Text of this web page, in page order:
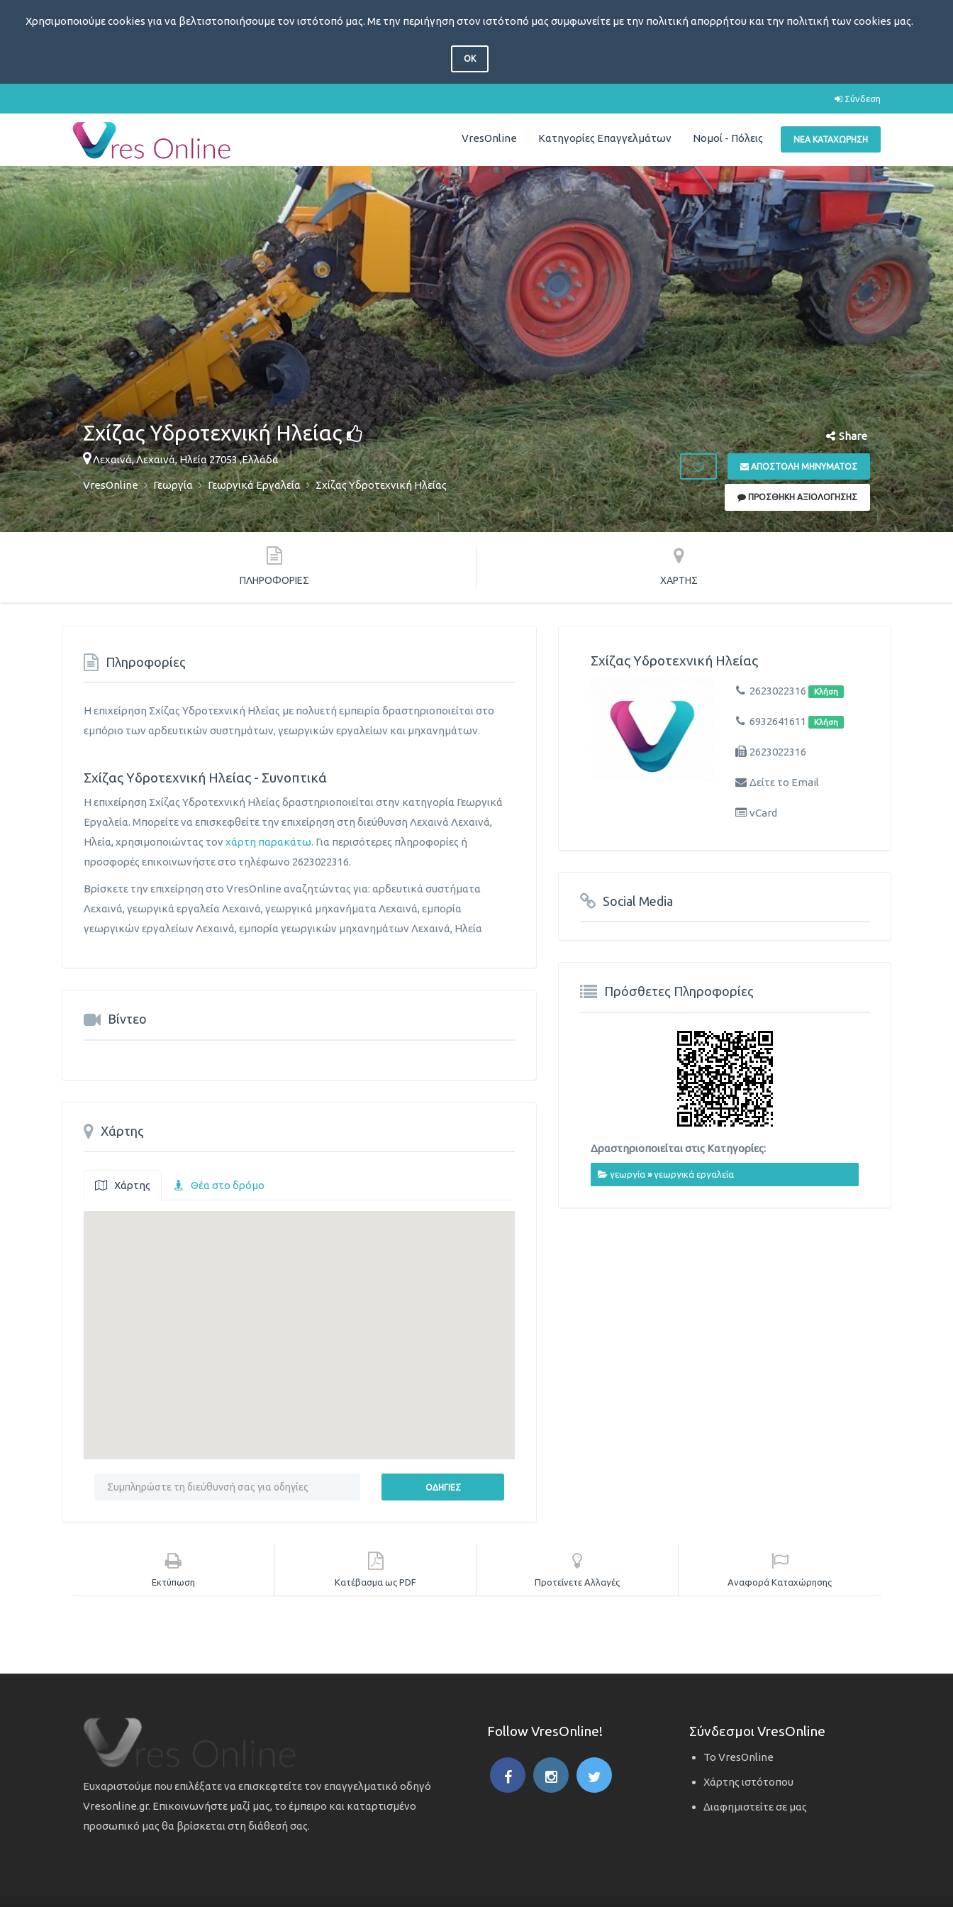
Χρησιμοποιούμε cookies για να βελτιστοποιήσουμε τον ιστότοπό μας. Με την περιήγηση στον ιστότοπό μας συμφωνείτε με την πολιτική απορρήτου και την πολιτική των cookies μας.
OK
Σύνδεση
ΝΈΑ ΚΑΤΑΧΏΡΗΣΗ
VresOnline Κατηγορίες Επαγγελμάτων Νομοί - Πόλεις
Σχίζας Υδροτεχνική Ηλείας
Λεχαινά,Λεχαινά,Ηλεία 27053,Ελλάδα
VresOnline Γεωργία Γεωργικά Εργαλεία Σχίζας Υδροτεχνική Ηλείας
Share
ΑΠΟΣΤΟΛΉ ΜΗΝΎΜΑΤΟΣ
ΠΡΟΣΘΉΚΗ ΑΞΙΟΛΌΓΗΣΗΣ
ΠΛΗΡΟΦΟΡΊΕΣ ΧΆΡΤΗΣ
Πληροφορίες
Η επιχείρηση Σχίζας Υδροτεχνική Ηλείας με πολυετή εμπειρία δραστηριοποιείται στο
εμπόριο των αρδευτικών συστημάτων, γεωργικών εργαλείων και μηχανημάτων.
Σχίζας Υδροτεχνική Ηλείας - Συνοπτικά
Η επιχείρηση Σχίζας Υδροτεχνική Ηλείας δραστηριοποιείται στην κατηγορία Γεωργικά
Εργαλεία. Μπορείτε να επισκεφθείτε την επιχείρηση στη διεύθυνση Λεχαινά Λεχαινά,
Ηλεία, χρησιμοποιώντας τον χάρτη παρακάτω. Για περισότερες πληροφορίες ή
προσφορές επικοινωνήστε στο τηλέφωνο 2623022316.
Βρίσκετε την επιχείρηση στο VresOnline αναζητώντας για: αρδευτικά συστήματα
Λεχαινά, γεωργικά εργαλεία Λεχαινά, γεωργικά μηχανήματα Λεχαινά, εμπορία
γεωργικών εργαλείων Λεχαινά, εμπορία γεωργικών μηχανημάτων Λεχαινά, Ηλεία
Βίντεο
Χάρτης
Χάρτης Θέα στο δρόμο
Σχίζας Υδροτεχνική Ηλείας
2623022316 Κλήση
6932641611 Κλήση
2623022316
Δείτε το Email
vCard
Social Media
Πρόσθετες Πληροφορίες
Δραστηριοποιείται στις Κατηγορίες:
γεωργία »γεωργικά εργαλεία
Εκτύπωση Κατέβασμα ως PDF Προτείνετε Αλλαγές Αναφορά Καταχώρησης
Ευχαριστούμε που επιλέξατε να επισκεφτείτε τον επαγγελματικό οδηγό
Vresonline.gr. Επικοινωνήστε μαζί μας, το έμπειρο και καταρτισμένο
προσωπικό μας θα βρίσκεται στη διάθεσή σας.
Follow VresOnline! Σύνδεσμοι VresOnline
Το VresOnline
Χάρτης ιστότοπου
Διαφημιστείτε σε μας